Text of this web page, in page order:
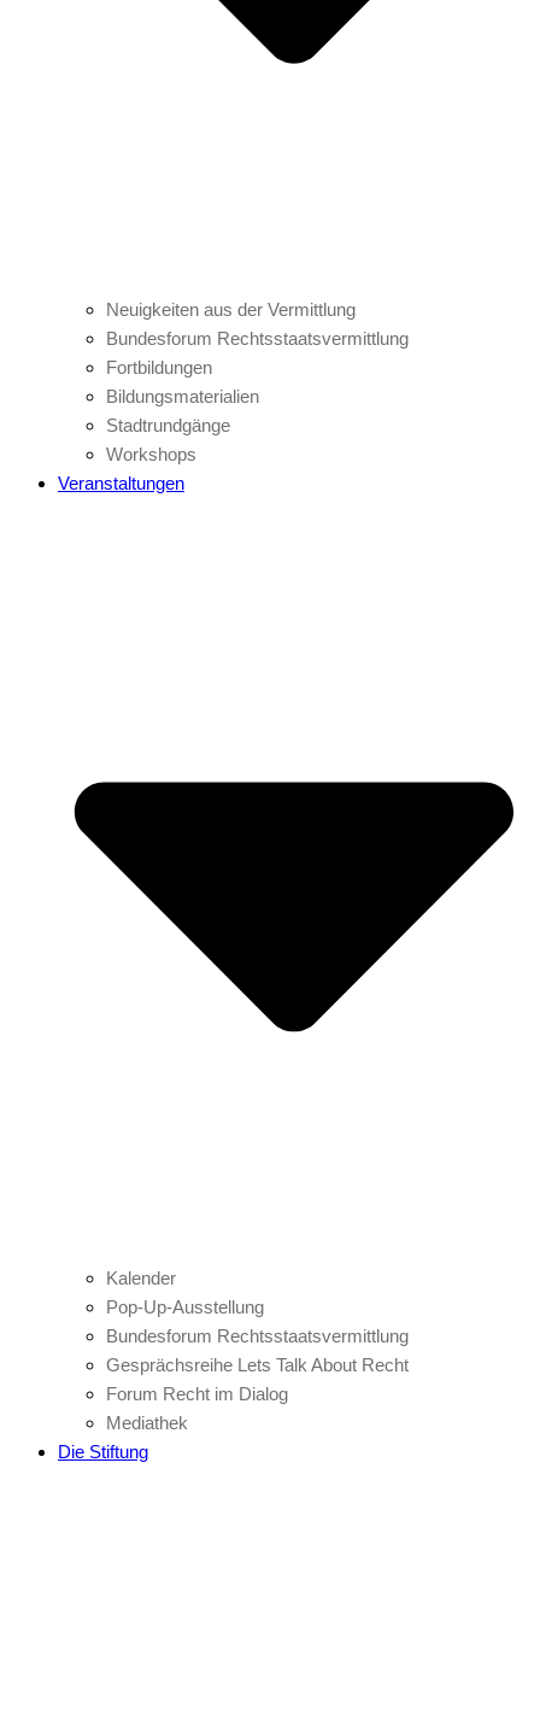
Neuigkeiten aus der Vermittlung
Bundesforum Rechtsstaatsvermittlung
Fortbildungen
Bildungsmaterialien
Stadtrundgänge
Workshops
Veranstaltungen
Kalender
Pop-Up-Ausstellung
Bundesforum Rechtsstaatsvermittlung
Gesprächsreihe Lets Talk About Recht
Forum Recht im Dialog
Mediathek
Die Stiftung